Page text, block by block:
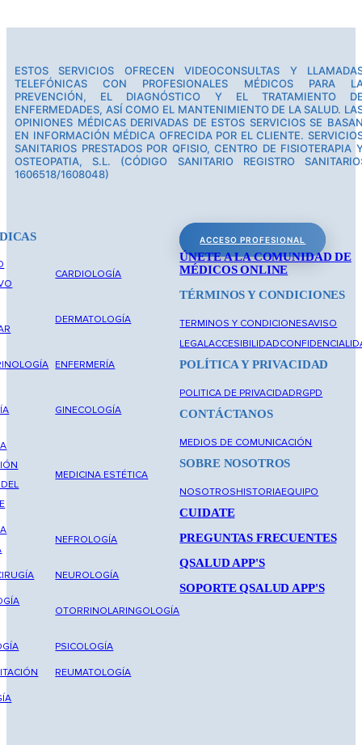
ESTOS SERVICIOS OFRECEN VIDEOCONSULTAS Y
TELEFÓNICAS CON PROFESIONALES MÉDICOS PARA
PREVENCIÓN, EL DIAGNÓSTICO Y EL TRATAMIENTO
ENFERMEDADES, ASÍ COMO EL MANTENIMIENTO DE LA SALUD.
OPINIONES MÉDICAS DERIVADAS DE ESTOS SERVICIOS SE
EN INFORMACIÓN MÉDICA OFRECIDA POR EL CLIENTE.
SANITARIOS PRESTADOS POR QFISIO, CENTRO DE FISIOTERAPIA
OSTEOPATIA, S.L. (CÓDIGO SANITARIO REGISTRO
1606518/1608048)
CARDIOLOGÍA
DERMATOLOGÍA
ENFERMERÍA
GINECOLOGÍA
MEDICINA ESTÉTICA
NEFROLOGÍA
NEUROLOGÍA
OTORRINOLARINGOLOGÍA
PSICOLOGÍA
REUMATOLOGÍA
ACCESO PROFESIONAL
ÚNETE A LA COMUNIDAD DE
MÉDICOS ONLINE
TÉRMINOS Y CONDICIONES
TERMINOS Y CONDICIONESAVISO
LEGALACCESIBILIDAD
POLÍTICA Y PRIVACIDAD
POLITICA DE PRIVACIDADRGPD
CONTÁCTANOS
MEDIOS DE COMUNICACIÓN
SOBRE NOSOTROS
NOSOTROSHISTORIAEQUIPO
CUIDATE
PREGUNTAS FRECUENTES
QSALUD APP'S
SOPORTE QSALUD APP'S